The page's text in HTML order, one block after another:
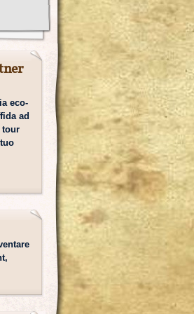
eco-
ad
tour